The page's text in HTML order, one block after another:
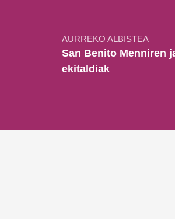
AURREKO ALBISTEA
San Benito Menniren
ekitaldiak